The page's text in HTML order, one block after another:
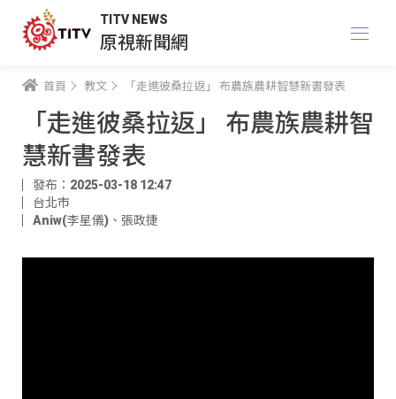
TITV NEWS
原視新聞網
首頁 教文 「走進彼桑拉返」 布農族農耕智慧新書發表
「走進彼桑拉返」 布農族農耕智
慧新書發表
發布：2025-03-18 12:47
台北市
Aniw(李星儀) 、 張政捷